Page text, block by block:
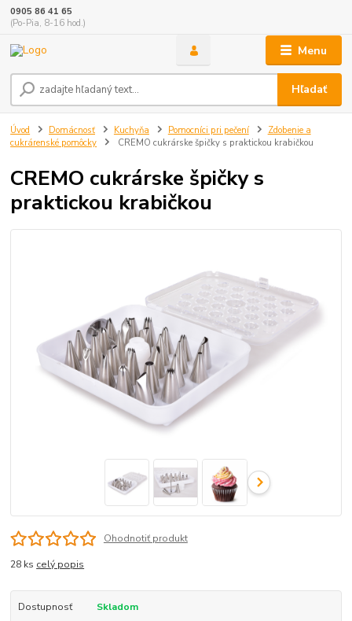
Menu
Hľadať
0905 86 41 65
(Po-Pia, 8-16 hod.)
Úvod Domácnosť Kuchyňa Pomocníci pri pečení
Zdobenie a
cukrárenské pomôcky
CREMO cukrárske špičky s praktickou krabičkou
CREMO cukrárske špičky s
praktickou krabičkou
Ohodnotiť produkt
28 ks celý popis
Dostupnosť Skladom